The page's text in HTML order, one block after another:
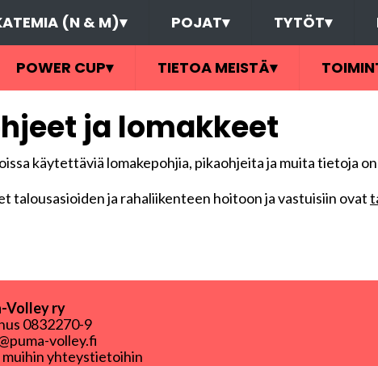
(N & M)▾ POJAT▾ TYTÖT▾
POWER CUP▾ TIETOA MEISTÄ▾
ja lomakkeet
käytettäviä lomakepohjia, pikaohjeita ja muita tietoja on
talousasioiden ja rahaliikenteen hoitoon ja vastuisiin ovat
Volley ry
0832270-9
volley.fi
muihin yhteystietoihin